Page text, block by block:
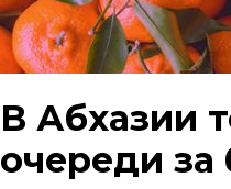
В Абхазии тоже
очереди за